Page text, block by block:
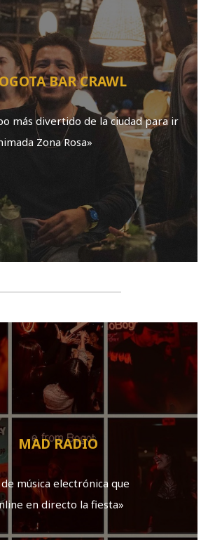
BAR CRAWL
más divertido de la ciudad para ir
Zona Rosa»
MAD RADIO
música electrónica que
en directo la fiesta»